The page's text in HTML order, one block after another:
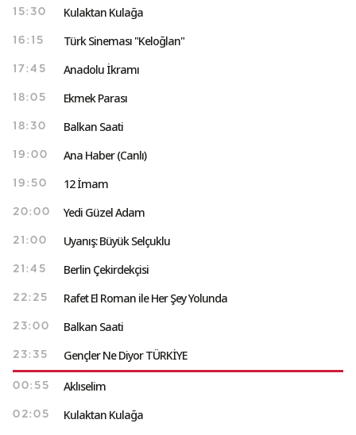
15:30 Kulaktan Kulağa
16:15 Türk Sineması "Keloğlan"
17:45 Anadolu İkramı
18:05 Ekmek Parası
18:30 Balkan Saati
19:00 Ana Haber (Canlı)
19:50 12 İmam
20:00 Yedi Güzel Adam
21:00 Uyanış: Büyük Selçuklu
21:45 Berlin Çekirdekçisi
22:25 Rafet El Roman ile Her Şey Yolunda
23:00 Balkan Saati
23:35 Gençler Ne Diyor TÜRKİYE
00:55 Aklıselim
02:05 Kulaktan Kulağa